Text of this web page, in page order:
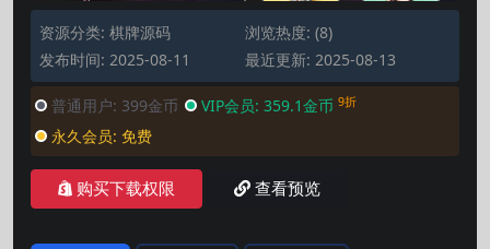
资源分类: 棋牌源码
浏览热度: (8)
发布时间: 2025-08-11
最近更新: 2025-08-13
普通用户: 399金币 VIP会员: 359.1金币 9折
永久会员: 免费
购买下载权限 查看预览